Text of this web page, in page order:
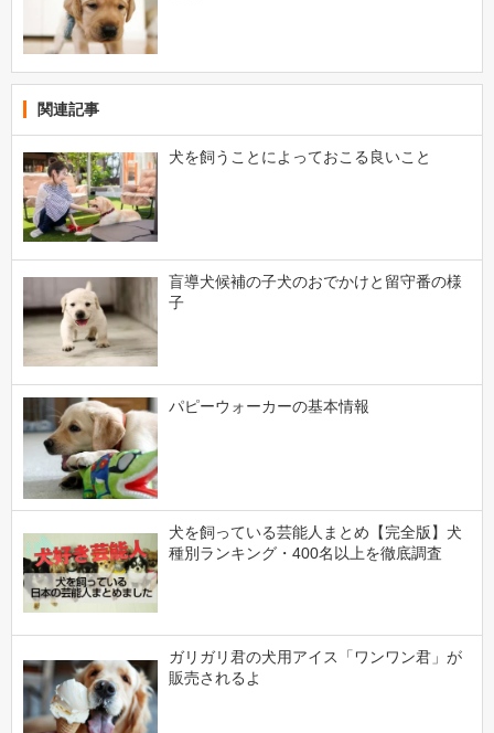
関連記事
犬を飼うことによっておこる良いこと
盲導犬候補の子犬のおでかけと留守番の様
子
パピーウォーカーの基本情報
犬を飼っている芸能人まとめ【完全版】犬
種別ランキング・400名以上を徹底調査
ガリガリ君の犬用アイス「ワンワン君」が
販売されるよ